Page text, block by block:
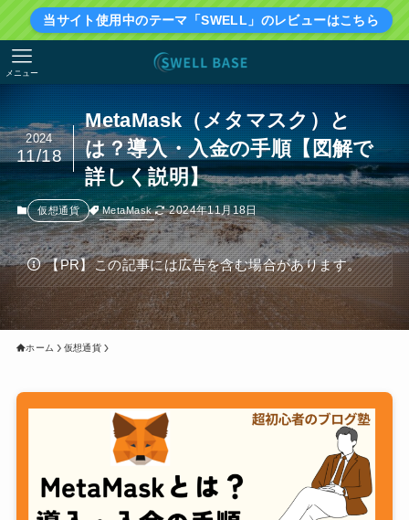
当サイト使用中のテーマ「SWELL」のレビューはこちら
メニュー
MetaMask（メタマスク）と
は？導入・入金の手順【図解で
詳しく説明】
2024
11/18
仮想通貨 MetaMask 2024年11月18日
【PR】この記事には広告を含む場合があります。
ホーム 仮想通貨